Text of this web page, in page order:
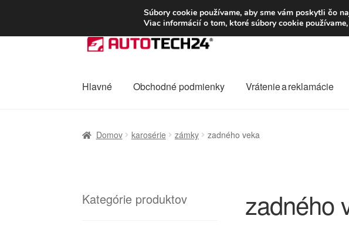
DOPRAVA od 6 EUR
Preskočiť
na
Preskočiť
na
Hlavné Obchodné podmienky Vrátenie a reklamácie
Domov karosérie zámky zadného veka
zadného
Kategórie produktov
Súbory cookie používame, aby sme vám poskytli čo
Viac informácií o tom, ktoré súbory cookie